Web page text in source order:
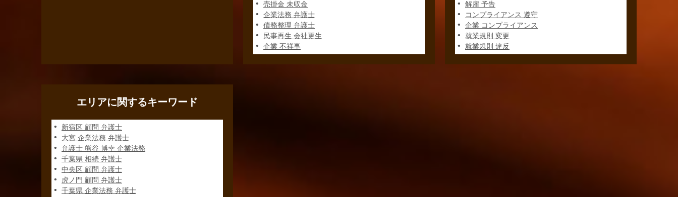
売掛金 未収金
企業法務 弁護士
債務整理 弁護士
民事再生 会社更生
企業 不祥事
解雇 予告
コンプライアンス 遵守
企業 コンプライアンス
就業規則 変更
就業規則 違反
エリアに関するキーワード
新宿区 顧問 弁護士
大宮 企業法務 弁護士
弁護士 熊谷 博幸 企業法務
千葉県 相続 弁護士
中央区 顧問 弁護士
虎ノ門 顧問 弁護士
千葉県 企業法務 弁護士